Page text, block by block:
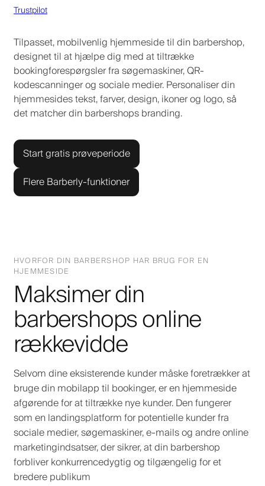
Trustpilot
Tilpasset, mobilvenlig hjemmeside til din barbershop,
designet til at hjælpe dig med at tiltrække
bookingforespørgsler fra søgemaskiner, QR-
kodescanninger og sociale medier. Personaliser din
hjemmesides tekst, farver, design, ikoner og logo, så
det matcher din barbershops branding.
Start gratis prøveperiode
Flere Barberly-funktioner
HVORFOR DIN BARBERSHOP HAR BRUG FOR EN
HJEMMESIDE
Maksimer din
barbershops online
rækkevidde
Selvom dine eksisterende kunder måske foretrækker at
bruge din mobilapp til bookinger, er en hjemmeside
afgørende for at tiltrække nye kunder. Den fungerer
som en landingsplatform for potentielle kunder fra
sociale medier, søgemaskiner, e-mails og andre online
marketingindsatser, der sikrer, at din barbershop
forbliver konkurrencedygtig og tilgængelig for et
bredere publikum